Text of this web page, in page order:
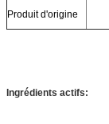
Produit d'origine
Ingrédients actifs: